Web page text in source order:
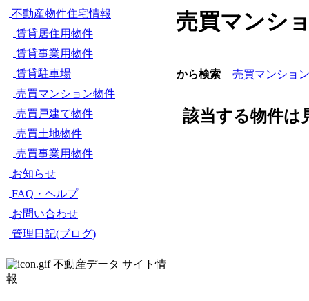
不動産物件住宅情報
賃貸居住用物件
賃貸事業用物件
賃貸駐車場
売買マンション物件
売買戸建て物件
売買土地物件
売買事業用物件
お知らせ
FAQ・ヘルプ
お問い合わせ
管理日記(ブログ)
不動産データ サイト情
報
売買マンシ
から検索 売買マンショ
該当する物件は